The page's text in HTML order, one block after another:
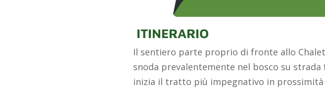
ITINERARIO
Il sentiero parte proprio di fronte allo
snoda prevalentemente nel bosco su
inizia il tratto più impegnativo in prossimità